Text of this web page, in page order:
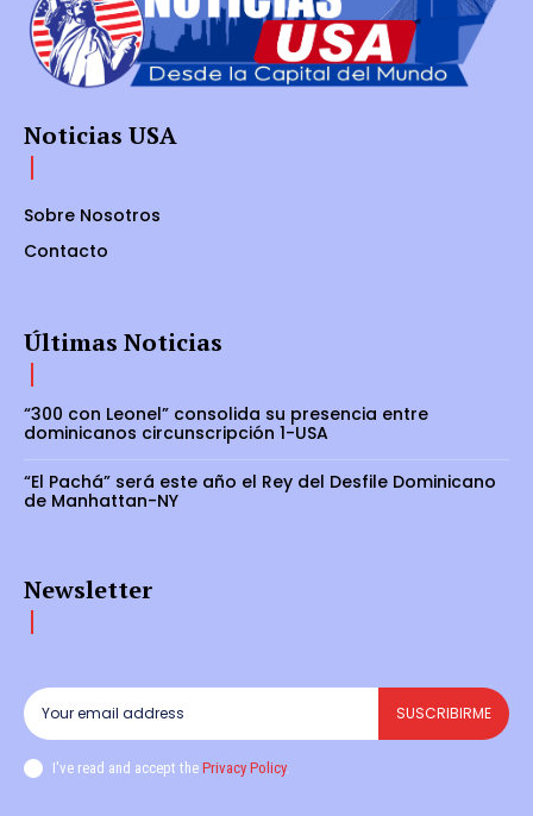
Noticias USA
Sobre Nosotros
Contacto
Últimas Noticias
“300 con Leonel” consolida su presencia entre
dominicanos circunscripción 1-USA
“El Pachá” será este año el Rey del Desfile Dominicano
de Manhattan-NY
Newsletter
SUSCRIBIRME
I've read and accept the Privacy Policy.